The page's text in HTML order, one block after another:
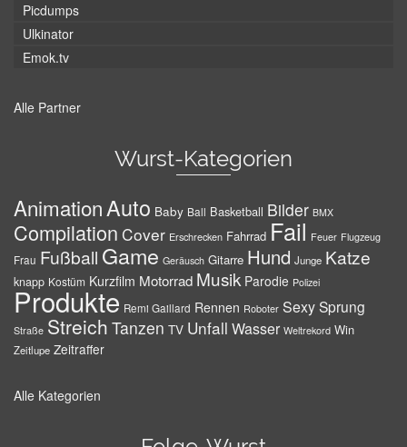
Picdumps
Ulkinator
Emok.tv
Alle Partner
Wurst-Kategorien
AnimationAuto Baby Ball Basketball Bilder BMX
Compilation Cover Erschrecken Fahrrad Fail Feuer Flugzeug
Frau Fußball Game Geräusch Gitarre Hund Junge Katze
knapp Kostüm Kurzfilm Motorrad Musik Parodie Polizei
Produkte Remi Gaillard Rennen Roboter SexySprung
Straße Streich Tanzen TV Unfall Wasser Weltrekord Win
Zeitlupe Zeitraffer
Alle Kategorien